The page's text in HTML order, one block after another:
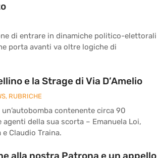
di entrare in dinamiche politico-elettorali
porta avanti va oltre logiche di
e la Strage di Via D’Amelio
, RUBRICHE
un’autobomba contenente circa 90
della sua scorta – Emanuela Loi,
Claudio Traina.
alla nostra Patrona e un appello